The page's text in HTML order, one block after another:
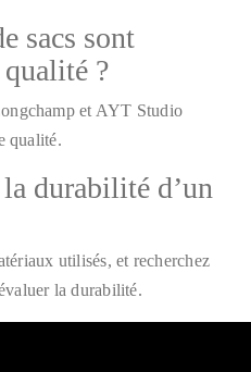
sacs sont
?
et AYT Studio
qualité.
durabilité d’un
utilisés, et recherchez
la durabilité.